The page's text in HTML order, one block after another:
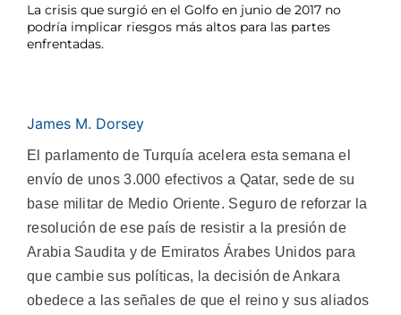
La crisis que surgió en el Golfo en junio de 2017 no
podría implicar riesgos más altos para las partes
enfrentadas.
James M. Dorsey
El parlamento de Turquía acelera esta semana el
envío de unos 3.000 efectivos a Qatar, sede de su
base militar de Medio Oriente. Seguro de reforzar la
resolución de ese país de resistir a la presión de
Arabia Saudita y de Emiratos Árabes Unidos para
que cambie sus políticas, la decisión de Ankara
obedece a las señales de que el reino y sus aliados